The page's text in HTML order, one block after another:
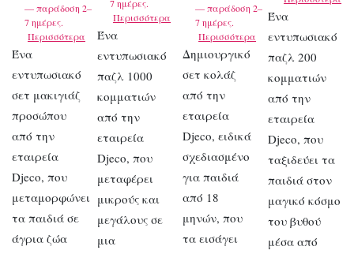
— παράδοση 2–
7 ημέρες.
Περισσότερα
Ένα
εντυπωσιακό
σετ μακιγιάζ
προσώπου
από την
εταιρεία
Djeco, που
μεταμορφώνει
τα παιδιά σε
άγρια ζώα
7 ημέρες.
Περισσότερα
Ένα
εντυπωσιακό
παζλ 1000
κομματιών
από την
εταιρεία
Djeco, που
μεταφέρει
μικρούς και
μεγάλους σε
μια
— παράδοση 2–
7 ημέρες.
Περισσότερα
Δημιουργικό
σετ κολάζ
από την
εταιρεία
Djeco, ειδικά
σχεδιασμένο
για παιδιά
από 18
μηνών, που
τα εισάγει
Ένα
εντυπωσιακό
παζλ 200
κομματιών
από την
εταιρεία
Djeco, που
ταξιδεύει τα
παιδιά στον
μαγικό κόσμο
του βυθού
μέσα από